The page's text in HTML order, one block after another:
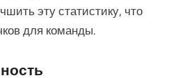
эту статистику, что
для команды.